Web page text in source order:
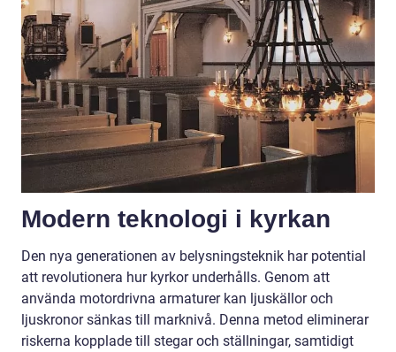
Modern teknologi i kyrkan
Den nya generationen av belysningsteknik har potential
att revolutionera hur kyrkor underhålls. Genom att
använda motordrivna armaturer kan ljuskällor och
ljuskronor sänkas till marknivå. Denna metod eliminerar
riskerna kopplade till stegar och ställningar, samtidigt